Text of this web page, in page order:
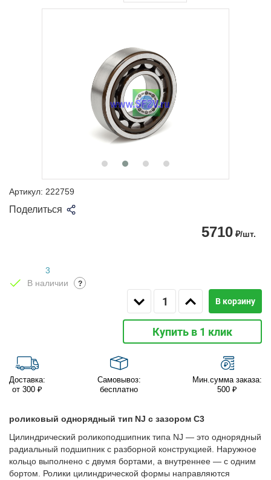
Артикул: 222759
Поделиться
5710 ₽/шт.
3
В наличии
?
В корзину
Купить в 1 клик
Доставка:
от 300 ₽
Самовывоз:
бесплатно
Мин.сумма заказа:
500 ₽
роликовый однорядный тип NJ с зазором C3
Цилиндрический роликоподшипник типа NJ — это однорядный
радиальный подшипник с разборной конструкцией. Наружное
кольцо выполнено с двумя бортами, а внутреннее — с одним
бортом. Ролики цилиндрической формы направляются